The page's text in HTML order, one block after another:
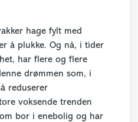
hage fylt med
å plukke. Og nå, i tider
har flere og flere
drømmen som, i
reduserer
voksende trenden
bor i enebolig og har